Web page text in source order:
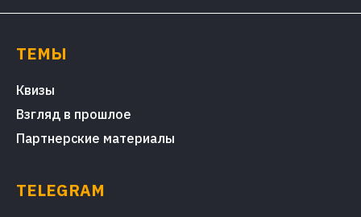
ТЕМЫ
Квизы
Взгляд в прошлое
Партнерские материалы
TELEGRAM